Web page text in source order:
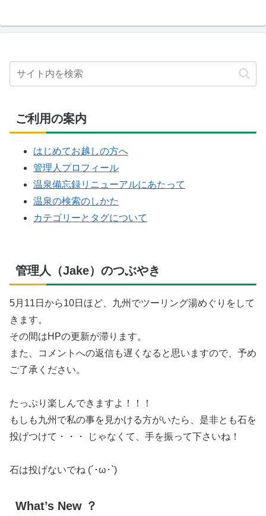
ご利用の案内
はじめてお越しの方へ
管理人プロフィール
温泉備忘録リニューアルにあたって
温泉の検索のしかた
カテゴリーとタグについて
管理人（Jake）のつぶやき
5月11日から10日ほど、九州でツーリング湯めぐりをして
きます。
その間はHPの更新が滞ります。
また、コメントへの返信も遅くなると思いますので、予め
ご了承ください。
たっぷり楽しんできますよ！！！
もしも九州で私の事を見かける方がいたら、是非とも石を
投げつけて・・・ じゃなくて、手を振って下さいね！
石は投げないでね (´･ω･`)
What’s New ？